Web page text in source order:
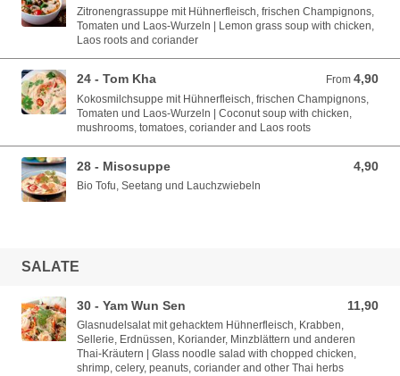
Zitronengrassuppe mit Hühnerfleisch, frischen Champignons,
Tomaten und Laos-Wurzeln | Lemon grass soup with chicken,
Laos roots and coriander
24 - Tom Kha From 4,90
From 4,90 EUR
Kokosmilchsuppe mit Hühnerfleisch, frischen Champignons,
Tomaten und Laos-Wurzeln | Coconut soup with chicken,
mushrooms, tomatoes, coriander and Laos roots
28 - Misosuppe 4,90
4,90 EUR
Bio Tofu, Seetang und Lauchzwiebeln
SALATE
30 - Yam Wun Sen 11,90
11,90 EUR
Glasnudelsalat mit gehacktem Hühnerfleisch, Krabben,
Sellerie, Erdnüssen, Koriander, Minzblättern und anderen
Thai-Kräutern | Glass noodle salad with chopped chicken,
shrimp, celery, peanuts, coriander and other Thai herbs